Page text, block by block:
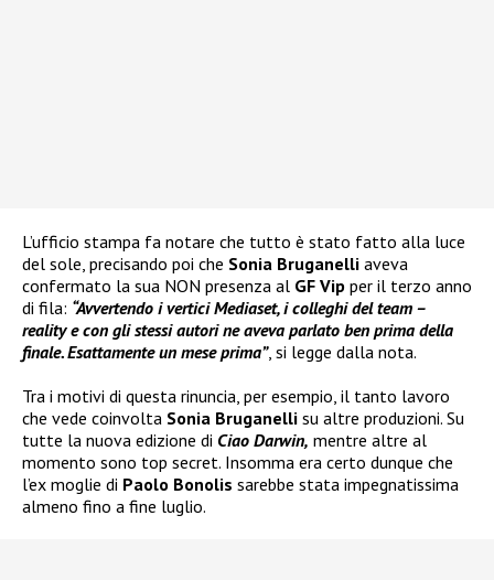
L’ufficio stampa fa notare che tutto è stato fatto alla luce
del sole, precisando poi che Sonia Bruganelli aveva
confermato la sua NON presenza al GF Vip per il terzo anno
di fila: “Avvertendo i vertici Mediaset, i colleghi del team –
reality e con gli stessi autori ne aveva parlato ben prima della
finale. Esattamente un mese prima”, si legge dalla nota.
Tra i motivi di questa rinuncia, per esempio, il tanto lavoro
che vede coinvolta Sonia Bruganelli su altre produzioni. Su
tutte la nuova edizione di Ciao Darwin, mentre altre al
momento sono top secret. Insomma era certo dunque che
l’ex moglie di Paolo Bonolis sarebbe stata impegnatissima
almeno fino a fine luglio.